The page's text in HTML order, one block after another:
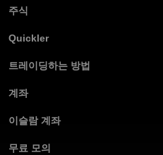
주식
Quickler
트레이딩하는 방법
계좌
이슬람 계좌
무료 모의